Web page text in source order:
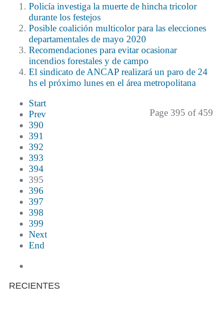
Policía investiga la muerte de hincha tricolor
durante los festejos
Posible coalición multicolor para las elecciones
departamentales de mayo 2020
Recomendaciones para evitar ocasionar
incendios forestales y de campo
El sindicato de ANCAP realizará un paro de 24
hs el próximo lunes en el área metropolitana
Page 395 of 459
Start
Prev
390
391
392
393
394
395
396
397
398
399
Next
End
RECIENTES